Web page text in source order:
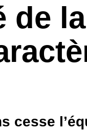
de
cesse